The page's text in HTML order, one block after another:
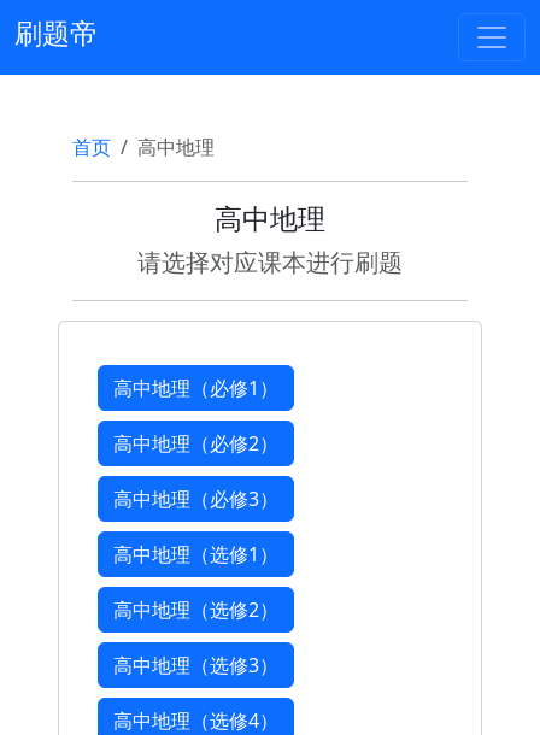
刷题帝
首页 高中地理
高中地理
请选择对应课本进行刷题
高中地理（必修1）
高中地理（必修2）
高中地理（必修3）
高中地理（选修1）
高中地理（选修2）
高中地理（选修3）
高中地理（选修4）